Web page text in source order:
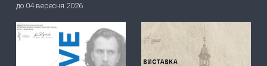
до 04 вересня 2026